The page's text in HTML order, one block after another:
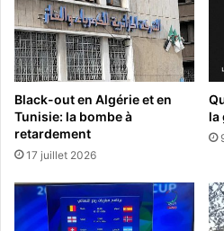
Black-out en Algérie et en
Tunisie: la bombe à
retardement
17 juillet 2026
la